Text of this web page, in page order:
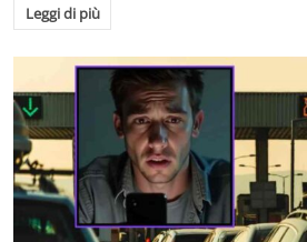
Leggi di più